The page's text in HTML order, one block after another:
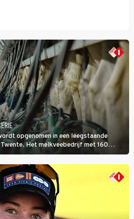
opgenomen in een leegstaande
Het melkveebedrijf met 160
het dicht bij een Natura 2000-gebied
gevaarlijke veeziekte.